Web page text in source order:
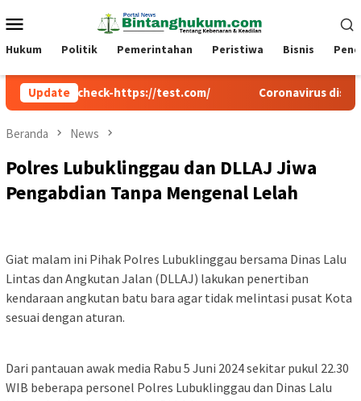
ke
kontenMobile
Hukum Politik Pemerintahan Peristiwa Bisnis
Update
cw-check-https://test.com/ Coronavirus disease 2019
Beranda News
Polres Lubuklinggau dan DLLAJ Jiwa
Pengabdian Tanpa Mengenal Lelah
Giat malam ini Pihak Polres Lubuklinggau bersama Dinas Lalu
Lintas dan Angkutan Jalan (DLLAJ) lakukan penertiban
kendaraan angkutan batu bara agar tidak melintasi pusat Kota
sesuai dengan aturan.
Dari pantauan awak media Rabu 5 Juni 2024 sekitar pukul 22.30
WIB beberapa personel Polres Lubuklinggau dan Dinas Lalu